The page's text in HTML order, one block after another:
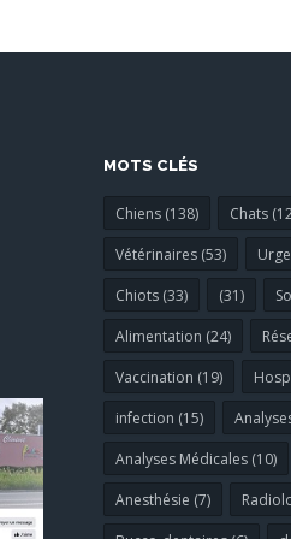
MOTS CLÉS
Chiens (138) Chats
Vétérinaires (53)
Chiots (33)
(31)
Alimentation (24)
Vaccination (19)
infection (15)
Analyses Médicales (10)
Anesthésie (7)